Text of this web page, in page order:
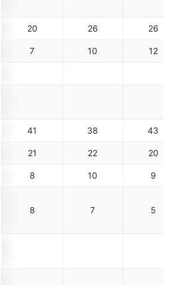
20 26 26
7 10 12
41 38 43
21 22 20
8 10 9
8 7 5